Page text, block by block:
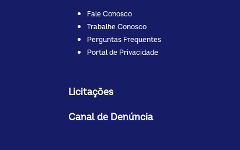
Fale Conosco
Trabalhe Conosco
Perguntas Frequentes
Portal de Privacidade
Licitações
Canal de Denúncia